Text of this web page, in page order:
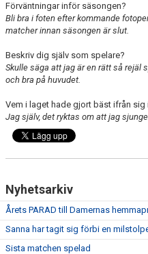
Förväntningar inför säsongen?
Bli bra i foten efter kommande
matcher innan säsongen är slut.
Beskriv dig själv som spelare?
Skulle säga att jag är en rätt så rejäl
och bra på huvudet.
Vem i laget hade gjort bäst ifrån sig
Jag själv, det ryktas om att jag
Nyhetsarkiv
Årets PARAD till Damernas
Sanna har tagit sig förbi en
Sista matchen spelad